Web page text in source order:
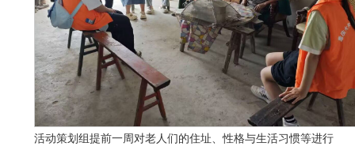
活动策划组提前一周对老人们的住址、性格与生活习惯等进行